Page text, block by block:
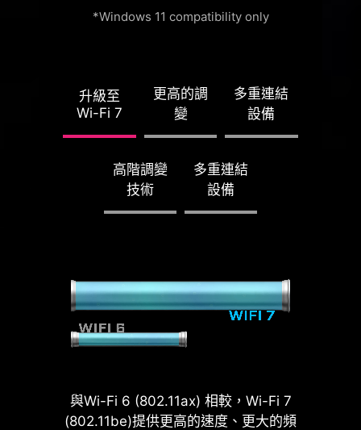
*Windows 11 compatibility only
升級至
Wi-Fi 7
更高的調
變
多重連結
設備
高階調變
技術
多重連結
設備
與Wi-Fi 6 (802.11ax) 相較，Wi-Fi 7
(802.11be)提供更高的速度、更大的頻
CPU 直出PCIe Gen5
PCIE 5.0 插槽焊接工藝
PCI-E 插槽採用先進的 SMT 焊接工藝
和傳輸速度的 PCI-E 5.0 訊號。